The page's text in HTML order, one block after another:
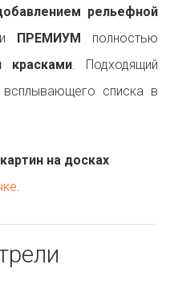
рельефной
ПРЕМИУМ
полностью
красками. Подходящий
списка в
картин на досках
.